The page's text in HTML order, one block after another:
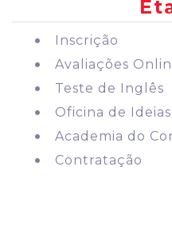
Inscrição
Avaliações
Teste de Inglês
Oficina de Ideias
Academia do
Contratação